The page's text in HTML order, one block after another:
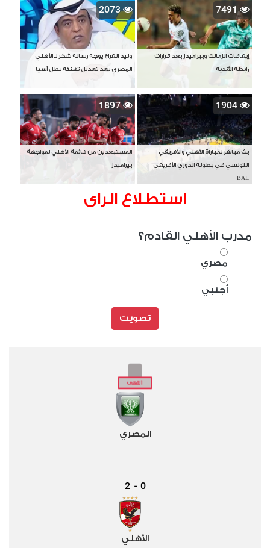
7491
إيقافات الزمالك وبيراميدز بعد قرارات
رابطة الأندية
2073
وليد الفراج يوجه رسالة شكر لـ الأهلي
المصري بعد تعديل تهنئة بطل آسيا
1904
بث مباشر لمباراة الأهلي والأفريقي
التونسي في بطولة الدوري الأفريقي
BAL
1897
المستبعدين من قائمة الأهلي لمواجهة
بيراميدز
استطلاع الراى
مدرب الأهلي القادم؟
مصري
أجنبي
تصويت
المصري
0
-
2
الأهلي